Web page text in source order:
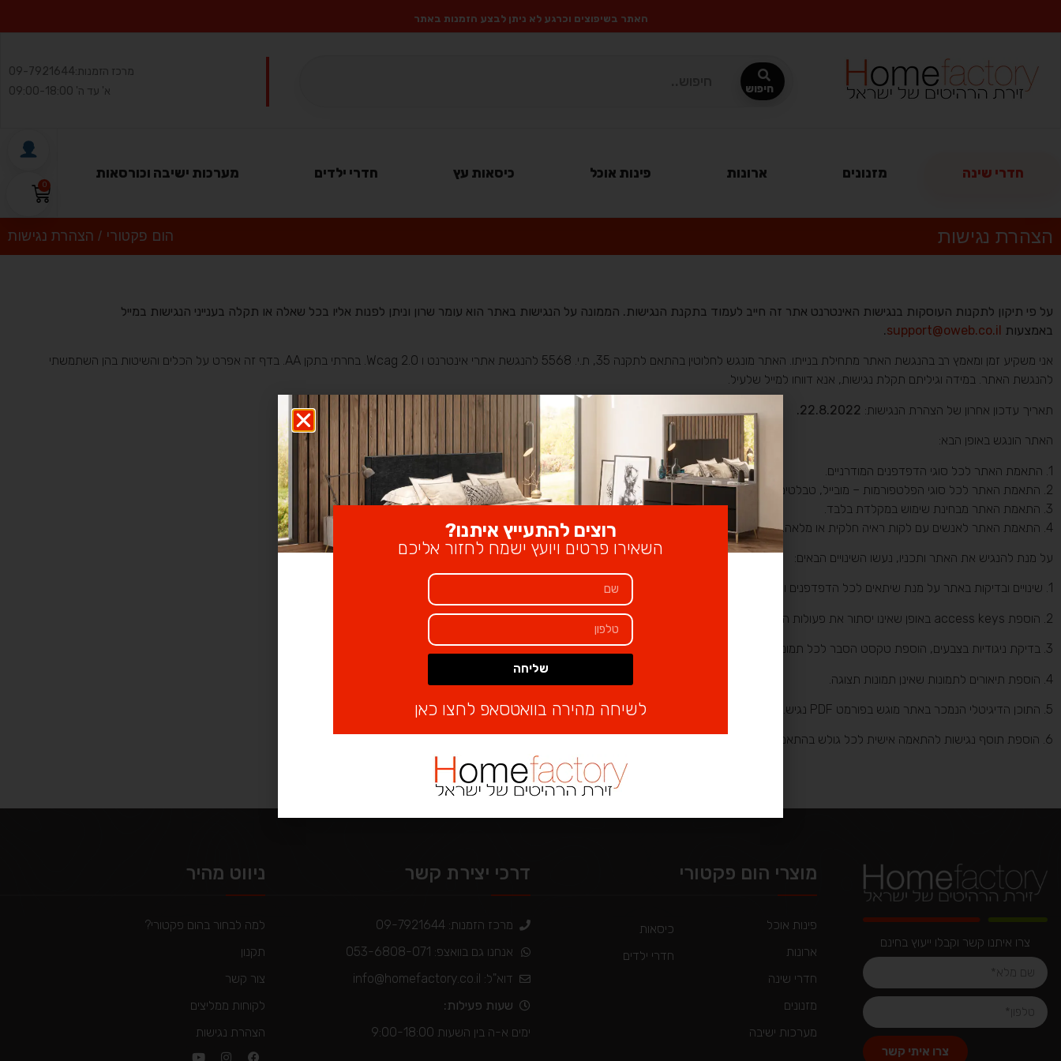
האתר בשיפוצים וכרגע לא ניתן לבצע הזמנות באתר
מרכז הזמנות:09-7921644
א' עד ה' 09:00-18:00
חדרי שינה מזנונים ארונות פינות אוכל כיסאות עץ חדרי ילדים מערכות ישיבה וכורסאות
0
הצהרת נגישות הום פקטורי / הצהרת נגישות
על פי תיקון לתקנות העוסקות בנגישות האינטרנט אתר זה חייב לעמוד בתקנת הנגישות. הממונה על הנגישות באתר הוא עומר שרון וניתן לפנות אליו בכל שאלה או תקלה בענייני הנגישות במייל
באמצעות support@oweb.co.il
.
אני משקיע זמן ומאמץ רב בהנגשת האתר מתחילת בנייתו. האתר מונגש לחלוטין בהתאם לתקנה 35, ת.י. 5568 להנגשת אתרי אינטרנט ו Wcag 2.0. בחרתי בתקן AA. בדף זה אפרט על הכלים והשיטות בהן השתמשתי
להנגשת האתר. במידה וגיליתם תקלת נגישות, אנא דווחו למייל שלעיל.
תאריך עדכון אחרון של הצהרת הנגישות: 22.8.2022.
האתר הונגש באופן הבא:
1. התאמת האתר לכל סוגי הדפדפנים המודרניים.
2. התאמת האתר לכל סוגי הפלטפורמות – מובייל, טבלטים ודסקטופים.
3. התאמת האתר מבחינת שימוש במקלדת בלבד.
4. התאמת האתר לאנשים עם לקות ראיה חלקית או מלאה.
על מנת להנגיש את האתר ותכניו, נעשו השינויים הבאים:
1. שינויים ובדיקות באתר על מנת שיתאים לכל הדפדפנים ולכל הפלטפורמות (ריספונסיביות).
2. הוספת access keys באופן שאינו יסתור את פעולות המקלדת הטבעיות ווידוא שניתן להגיע לכל חלקי האתר עם מקלדת בלבד.
3. בדיקת ניגודיות בצבעים, הוספת טקסט הסבר לכל תמונה באתר כולל במדריכים השונים, הוספת label בטפסים שונים.
4. הוספת תיאורים לתמונות שאינן תמונות תצוגה.
5. התוכן הדיגיטלי הנמכר באתר מוגש בפורמט PDF נגיש.
6. הוספת תוסף נגישות להתאמה אישית לכל גולש בהתאם להנחיות, שינוי בסוג וגודל הגופן, תאורה, הדגשת לינקים ועוד.
צרו איתנו קשר וקבלו ייעוץ בחינם
צרו איתי קשר
מוצרי הום פקטורי
פינות אוכל
ארונות
חדרי שינה
מזנונים
מערכות ישיבה
כיסאות
חדרי ילדים
דרכי יצירת קשר
מרכז הזמנות: 09-7921644
אנחנו גם בוואצפ: 053-6808-071
דוא"ל: info@homefactory.co.il
שעות פעילות:
ימים א-ה בין השעות 9:00-18:00
ניווט מהיר
למה לבחור בהום פקטורי?
תקנון
צור קשר
לקוחות ממליצים
הצהרת נגישות
רוצים להתעייץ איתנו?
השאירו פרטים ויועץ ישמח לחזור אליכם
שליחה
לשיחה מהירה בוואטסאפ לחצו כאן